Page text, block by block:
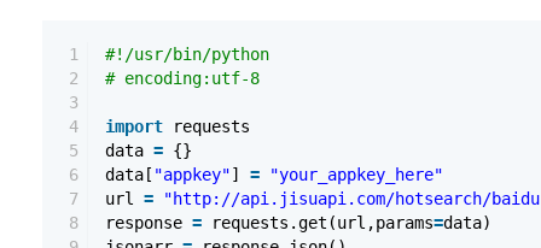
1
2
3
4
5
6
7
8
#!/usr/bin/python
# encoding:utf-8
import
requests
data = {}
data[ "appkey"] =
"your_appkey_here"
url =
"http://api.jisuapi.com/hotsearch/
response = requests.get(url,params=data)